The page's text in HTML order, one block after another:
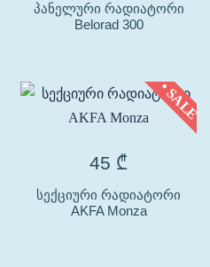
პანელური რადიატორი
Belorad 300
45 ₾
სექციური რადიატორი
AKFA Monza
• SALE